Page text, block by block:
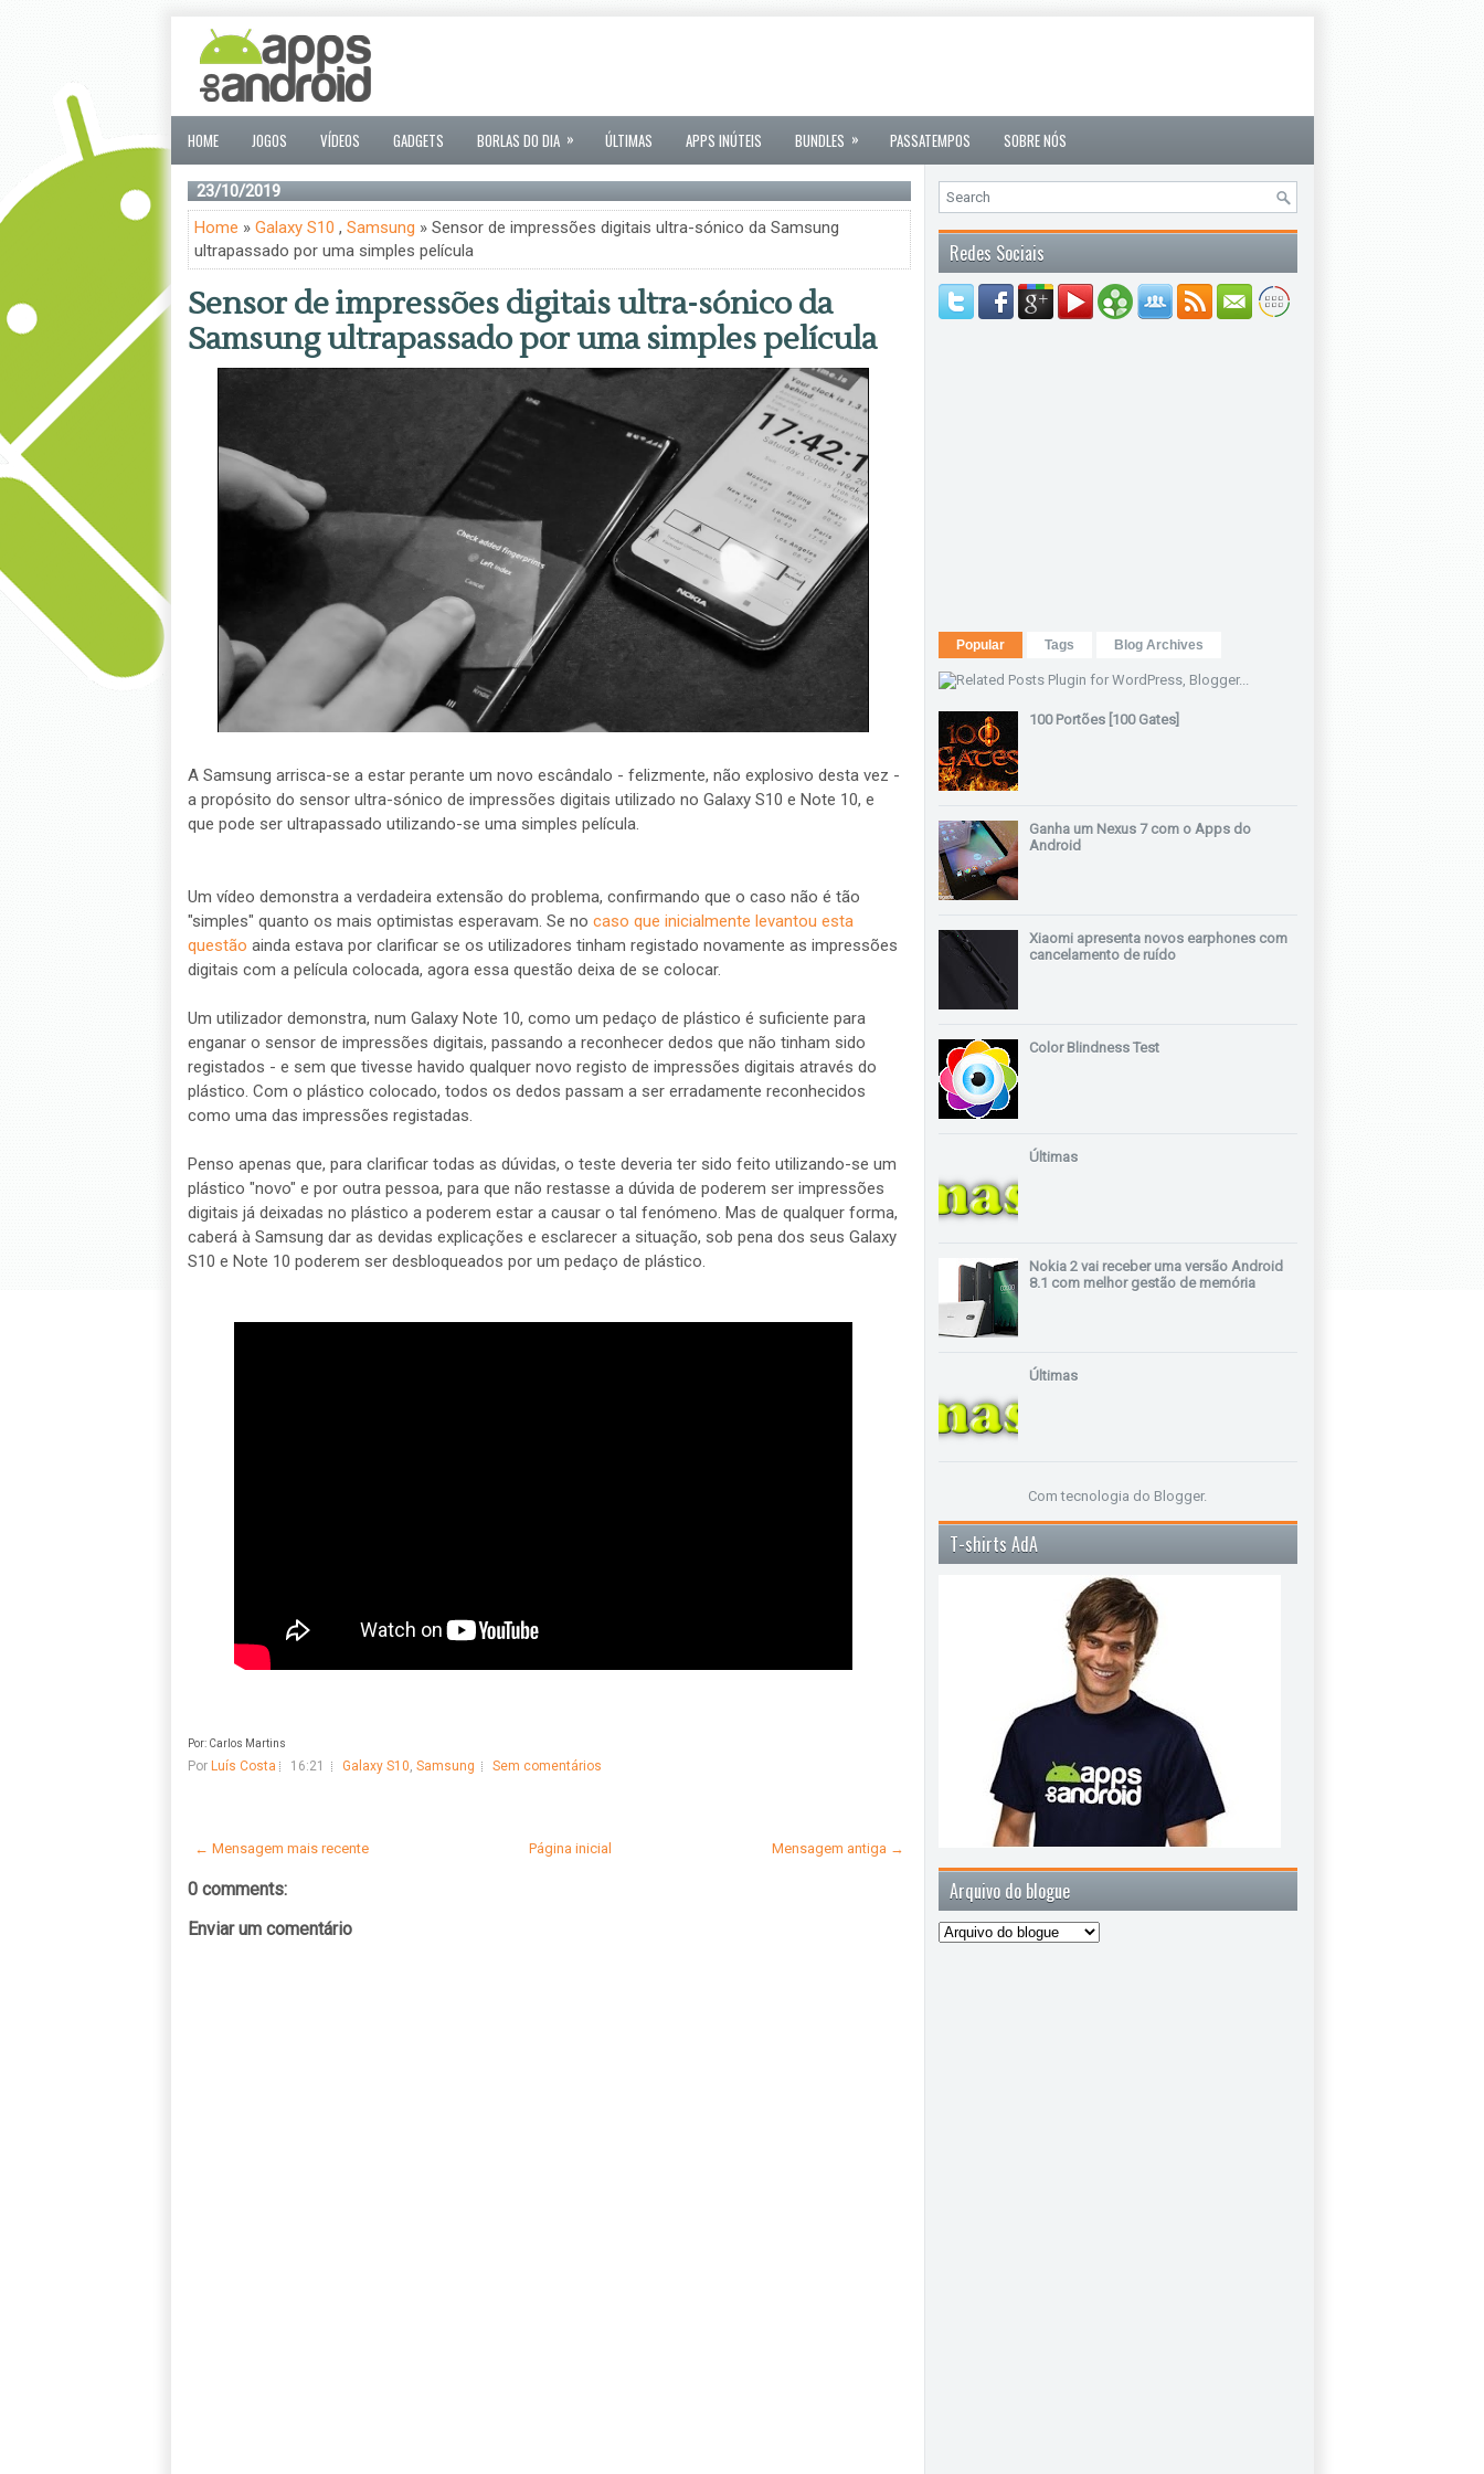
HOME JOGOS VÍDEOS GADGETS BORLAS DO DIA » ÚLTIMAS APPS INÚTEIS BUNDLES » PASSATEMPOS SOBRE NÓS
23/10/2019
Home » Galaxy S10 , Samsung » Sensor de impressões digitais ultra-sónico da Samsung
ultrapassado por uma simples película
Sensor de impressões digitais ultra-sónico da
Samsung ultrapassado por uma simples película
A Samsung arrisca-se a estar perante um novo escândalo - felizmente, não explosivo desta vez -
a propósito do sensor ultra-sónico de impressões digitais utilizado no Galaxy S10 e Note 10, e
que pode ser ultrapassado utilizando-se uma simples película.
Um vídeo demonstra a verdadeira extensão do problema, confirmando que o caso não é tão
"simples" quanto os mais optimistas esperavam. Se no caso que inicialmente levantou esta
questão ainda estava por clarificar se os utilizadores tinham registado novamente as impressões
digitais com a película colocada, agora essa questão deixa de se colocar.
Um utilizador demonstra, num Galaxy Note 10, como um pedaço de plástico é suficiente para
enganar o sensor de impressões digitais, passando a reconhecer dedos que não tinham sido
registados - e sem que tivesse havido qualquer novo registo de impressões digitais através do
plástico. Com o plástico colocado, todos os dedos passam a ser erradamente reconhecidos
como uma das impressões registadas.
Penso apenas que, para clarificar todas as dúvidas, o teste deveria ter sido feito utilizando-se um
plástico "novo" e por outra pessoa, para que não restasse a dúvida de poderem ser impressões
digitais já deixadas no plástico a poderem estar a causar o tal fenómeno. Mas de qualquer forma,
caberá à Samsung dar as devidas explicações e esclarecer a situação, sob pena dos seus Galaxy
S10 e Note 10 poderem ser desbloqueados por um pedaço de plástico.
Por: Carlos Martins
Por Luís Costa 16:21 Galaxy S10, Samsung Sem comentários
← Mensagem mais recente Mensagem antiga →
Página inicial
0 comments:
Enviar um comentário
Redes Sociais
Popular Tags Blog Archives
100 Portões [100 Gates]
Ganha um Nexus 7 com o Apps do
Android
Xiaomi apresenta novos earphones com
cancelamento de ruído
Color Blindness Test
Últimas
Nokia 2 vai receber uma versão Android
8.1 com melhor gestão de memória
Últimas
Com tecnologia do Blogger.
T-shirts AdA
Arquivo do blogue